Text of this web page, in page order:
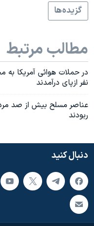
گزيده‌ها
مطالب مرتبط
در حملات هوائی آمريکا
نفر ازپای درآمدند
عناصر مسلح بيش از صد
ربودند
دنبال کنید